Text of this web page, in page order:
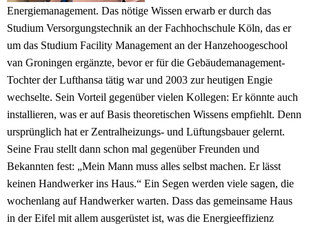
Energiemanagement. Das nötige Wissen erwarb er durch das
Studium Versorgungstechnik an der Fachhochschule Köln, das er
um das Studium Facility Management an der Hanzehoogeschool
van Groningen ergänzte, bevor er für die Gebäudemanagement-
Tochter der Lufthansa tätig war und 2003 zur heutigen Engie
wechselte. Sein Vorteil gegenüber vielen Kollegen: Er könnte auch
installieren, was er auf Basis theoretischen Wissens empfiehlt. Denn
ursprünglich hat er Zentralheizungs- und Lüftungsbauer gelernt.
Seine Frau stellt dann schon mal gegenüber Freunden und
Bekannten fest: „Mein Mann muss alles selbst machen. Er lässt
keinen Handwerker ins Haus.“ Ein Segen werden viele sagen, die
wochenlang auf Handwerker warten. Dass das gemeinsame Haus
in der Eifel mit allem ausgerüstet ist, was die Energieeffizienz